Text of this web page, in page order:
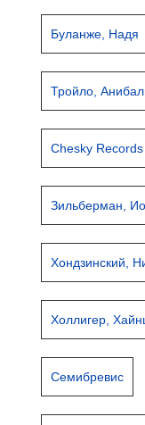
Буланже, Надя
Тройло,
Chesky Records
Зильберман,
Хондзинский,
Холлигер,
Семибревис